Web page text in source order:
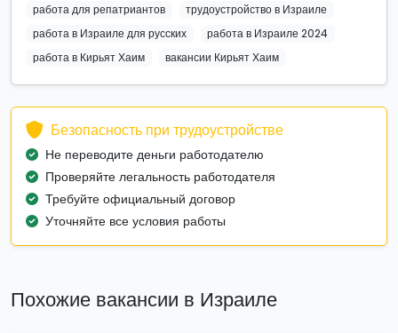
работа для репатриантов
трудоустройство в Израиле
работа в Израиле для русских
работа в Израиле 2024
работа в Кирьят Хаим
вакансии Кирьят Хаим
Безопасность при трудоустройстве
Не переводите деньги работодателю
Проверяйте легальность работодателя
Требуйте официальный договор
Уточняйте все условия работы
Похожие вакансии в Израиле